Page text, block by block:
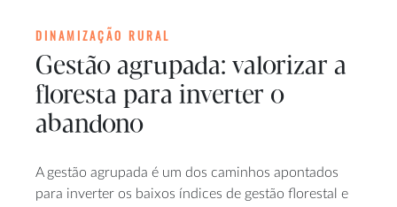
DINAMIZAÇÃO RURAL
Gestão agrupada: valorizar a
floresta para inverter o
abandono
A gestão agrupada é um dos caminhos apontados
para inverter os baixos índices de gestão florestal e